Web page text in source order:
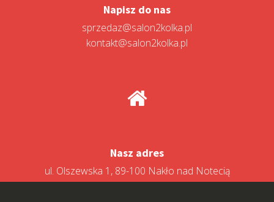
Napisz do nas
sprzedaz@salon2kolka.pl
kontakt@salon2kolka.pl
Nasz adres
ul. Olszewska 1, 89-100 Nakło nad Notecią